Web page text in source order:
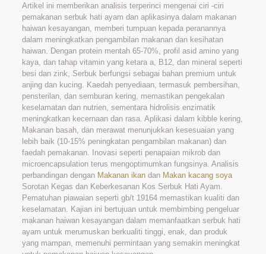
Artikel ini memberikan analisis terperinci mengenai ciri -ciri
pemakanan serbuk hati ayam dan aplikasinya dalam makanan
haiwan kesayangan, memberi tumpuan kepada peranannya
dalam meningkatkan pengambilan makanan dan kesihatan
haiwan. Dengan protein mentah 65-70%, profil asid amino yang
kaya, dan tahap vitamin yang ketara a, B12, dan mineral seperti
besi dan zink, Serbuk berfungsi sebagai bahan premium untuk
anjing dan kucing. Kaedah penyediaan, termasuk pembersihan,
pensterilan, dan semburan kering, memastikan pengekalan
keselamatan dan nutrien, sementara hidrolisis enzimatik
meningkatkan kecernaan dan rasa. Aplikasi dalam kibble kering,
Makanan basah, dan merawat menunjukkan kesesuaian yang
lebih baik (10-15% peningkatan pengambilan makanan) dan
faedah pemakanan. Inovasi seperti penapaian mikrob dan
microencapsulation terus mengoptimumkan fungsinya. Analisis
perbandingan dengan Makanan ikandan Makan kacang soya
Sorotan Kegas dan Keberkesanan Kos Serbuk Hati Ayam.
Pematuhan piawaian seperti gb/t 19164 memastikan kualiti dan
keselamatan. Kajian ini bertujuan untuk membimbing pengeluar
makanan haiwan kesayangan dalam memanfaatkan serbuk hati
ayam untuk merumuskan berkualiti tinggi, enak, dan produk
yang mampan, memenuhi permintaan yang semakin meningkat